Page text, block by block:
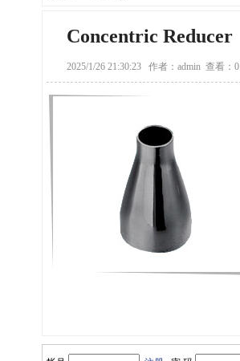
Concentric Reducer
2025/1/26 21:30:23 作者：admin 查看：0